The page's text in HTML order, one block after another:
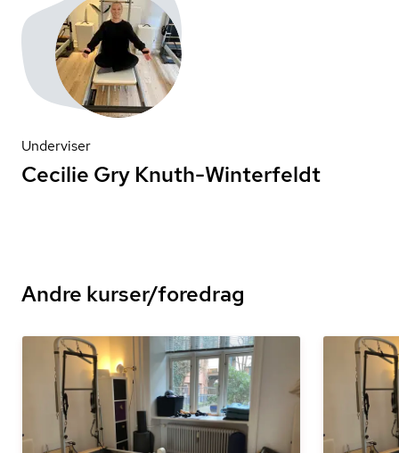
Underviser
Cecilie Gry Knuth-Winterfeldt
Andre kurser/foredrag